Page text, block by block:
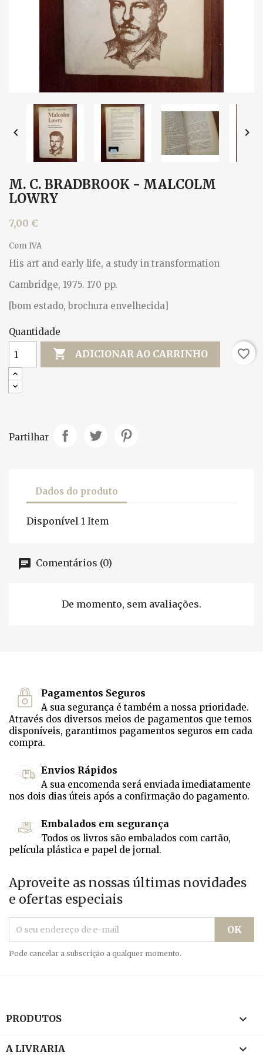
 
M. C. BRADBROOK - MALCOLM
LOWRY
7,00 €
Com IVA
His art and early life, a study in transformation
Cambridge, 1975. 170 pp.
[bom estado, brochura envelhecida]
Quantidade
 ADICIONAR AO CARRINHO favorite_border
Partilhar
Dados do produto
Disponível 1 Item
Comentários (0)
De momento, sem avaliações.
Pagamentos Seguros
A sua segurança é também a nossa prioridade.
Através dos diversos meios de pagamentos que temos
disponíveis, garantimos pagamentos seguros em cada
compra.
Envios Rápidos
A sua encomenda será enviada imediatamente
nos dois dias úteis após a confirmação do pagamento.
Embalados em segurança
Todos os livros são embalados com cartão,
película plástica e papel de jornal.
Aproveite as nossas últimas novidades
e ofertas especiais
Pode cancelar a subscrição a qualquer momento.
PRODUTOS 
A LIVRARIA 